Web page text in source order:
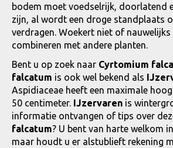
bodem moet voedselrijk, doorlatend
zijn, al wordt een droge standplaats
verdragen. Woekert niet of nauwelijks
combineren met andere planten.
Bent u op zoek naar Cyrtomium
falcatum is ook wel bekend als
Aspidiaceae heeft een maximale
50 centimeter. IJzervaren is
informatie ontvangen of tips over
falcatum? U bent van harte welkom
maar houdt u er alstublieft rekening